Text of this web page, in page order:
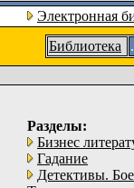
Электронная
Библиотека
Разделы:
Бизнес
Гадание
Детективы.